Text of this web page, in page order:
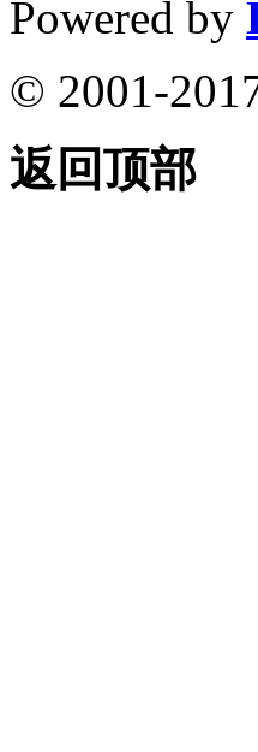
Powered by
© 2001-
返回顶部